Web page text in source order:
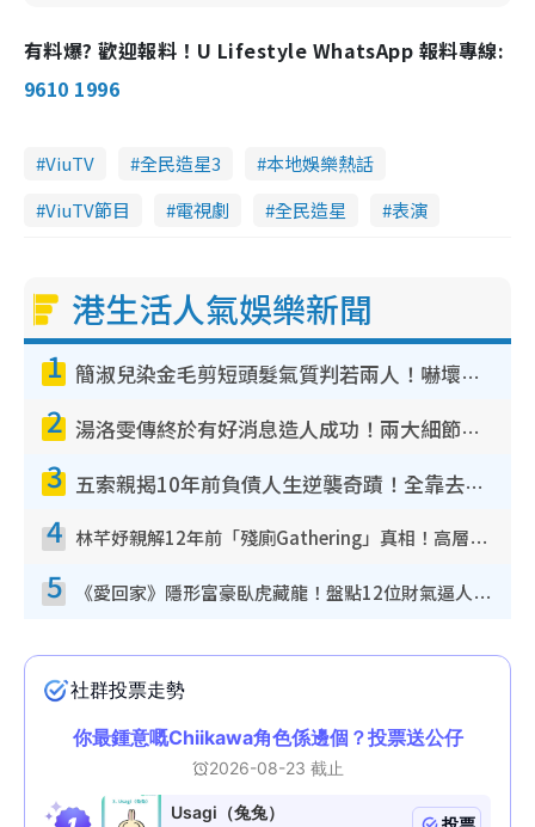
有料爆? 歡迎報料！U Lifestyle WhatsApp 報料專線:
9610 1996
ViuTV 全民造星3
本地娛樂熱話
ViuTV節目
電視劇 全民造星 表演
港生活人氣娛樂新聞
1 簡淑兒染金毛剪短頭髮氣質判若兩人！嚇壞老公麥大力都認唔出：「你做咩事？」
2 湯洛雯傳終於有好消息造人成功！兩大細節曝孕味極濃惹猜測：大肚婆先會咁！
3 五索親揭10年前負債人生逆襲奇蹟！全靠去一地方轉運後即遇上馬先生
4 林芊妤親解12年前「殘廁Gathering」真相！高層解約一句話重創尊嚴至今拒返TVB
5 《愛回家》隱形富豪臥虎藏龍！盤點12位財氣逼人的有錢藝人：呢位靚女3億身家唔憂做